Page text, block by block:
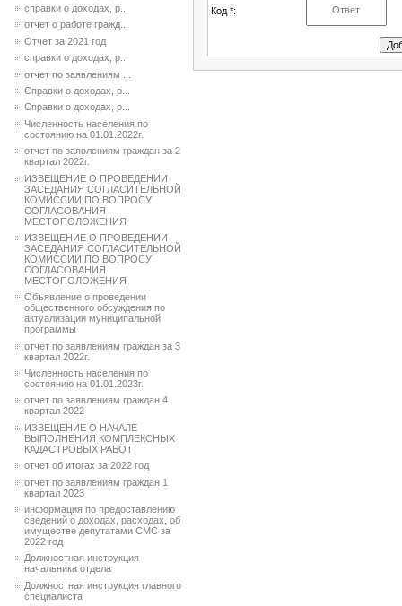
справки о доходах, р...
отчет о работе гражд...
Отчет за 2021 год
справки о доходах, р...
отчет по заявлениям ...
Справки о доходах, р...
Справки о доходах, р...
Численность населения по
состоянию на 01.01.2022г.
отчет по заявлениям граждан за 2
квартал 2022г.
ИЗВЕЩЕНИЕ О ПРОВЕДЕНИИ
ЗАСЕДАНИЯ СОГЛАСИТЕЛЬНОЙ
КОМИССИИ ПО ВОПРОСУ
СОГЛАСОВАНИЯ
МЕСТОПОЛОЖЕНИЯ
ИЗВЕЩЕНИЕ О ПРОВЕДЕНИИ
ЗАСЕДАНИЯ СОГЛАСИТЕЛЬНОЙ
КОМИССИИ ПО ВОПРОСУ
СОГЛАСОВАНИЯ
МЕСТОПОЛОЖЕНИЯ
Объявление о проведении
общественного обсуждения по
актуализации муниципальной
программы
отчет по заявлениям граждан за 3
квартал 2022г.
Численность населения по
состоянию на 01.01.2023г.
отчет по заявлениям граждан 4
квартал 2022
ИЗВЕЩЕНИЕ О НАЧАЛЕ
ВЫПОЛНЕНИЯ КОМПЛЕКСНЫХ
КАДАСТРОВЫХ РАБОТ
отчет об итогах за 2022 год
отчет по заявлениям граждан 1
квартал 2023
информация по предоставлению
сведений о доходах, расходах, об
имуществе депутатами СМС за
2022 год
Должностная инструкция
начальника отдела
Должностная инструкция главного
специалиста
Код *: